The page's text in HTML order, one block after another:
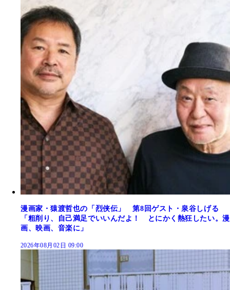
漫画家・猿渡哲也の「烈侠伝」 第8回ゲスト・泉谷しげる
「粗削り、自己満足でいいんだよ！ とにかく熱狂したい。漫
画、映画、音楽に」
2026年08月02日 09:00